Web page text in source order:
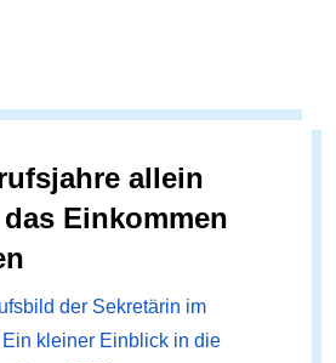
allein
Einkommen
der Sekretärin im
kleiner Einblick in die